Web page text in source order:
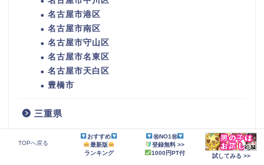
名古屋市港区
名古屋市南区
名古屋市守山区
名古屋市名東区
名古屋市天白区
豊橋市
三重県
四日市市
TOPへ戻る
おすすめ
最新版
ランキング
㊗NO1㊗
登録無料 >>
1000円PT付
試してみる >>